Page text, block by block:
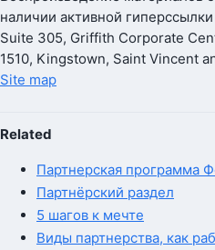
наличии активной
Suite 305, Griffith Corporate
1510, Kingstown, Saint Vincent
Site map
Related
Партнерская программа
Партнёрский раздел
5 шагов к мечте
Виды партнерства, как